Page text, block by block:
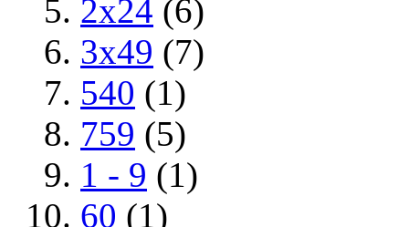
2x24 (6)
3x49 (7)
540 (1)
759 (5)
1 - 9 (1)
60 (1)